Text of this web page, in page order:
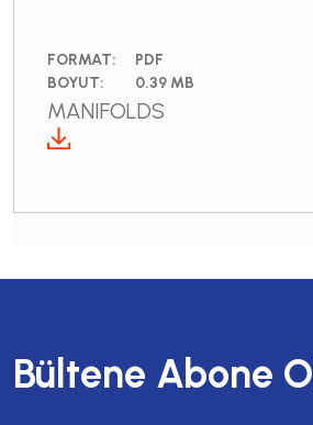
FORMAT:
PDF
BOYUT:
0.39 MB
MANIFOLDS
Bültene Abone Ol